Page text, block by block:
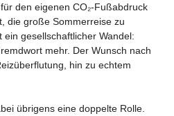
den eigenen CO₂-Fußabdruck
die große Sommerreise zu
gesellschaftlicher Wandel:
mehr. Der Wunsch nach
hin zu echtem
übrigens eine doppelte Rolle.